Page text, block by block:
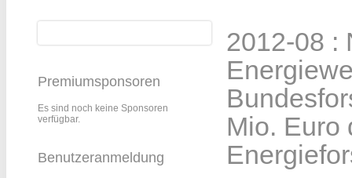
Suche
Premiumsponsoren
Es sind noch keine Sponsoren
verfügbar.
Benutzeranmeldung
2012-08 :
Mio. Euro